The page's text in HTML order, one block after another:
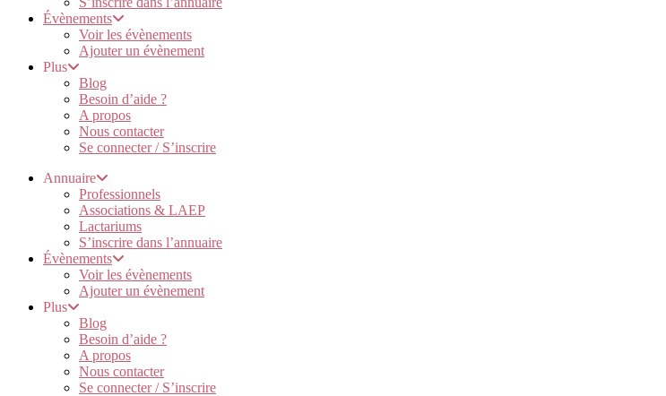
Évènements
Voir les évènements
Ajouter un évènement
Plus
Blog
Besoin d’aide ?
A propos
Nous contacter
Se connecter / S’inscrire
Annuaire
Professionnels
Associations & LAEP
Lactariums
S’inscrire dans l’annuaire
Évènements
Voir les évènements
Ajouter un évènement
Plus
Blog
Besoin d’aide ?
A propos
Nous contacter
Se connecter / S’inscrire